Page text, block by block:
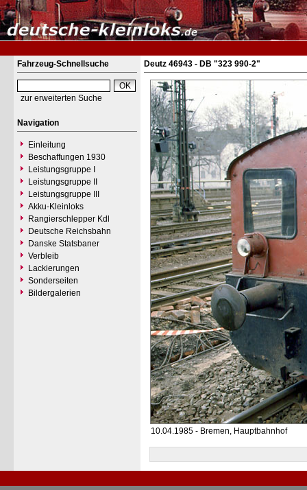
Fahrzeug-Schnellsuche
zur erweiterten Suche
Navigation
Einleitung
Beschaffungen 1930
Leistungsgruppe I
Leistungsgruppe II
Leistungsgruppe III
Akku-Kleinloks
Rangierschlepper Kdl
Deutsche Reichsbahn
Danske Statsbaner
Verbleib
Lackierungen
Sonderseiten
Bildergalerien
Deutz 46943 - DB "323 990-2"
10.04.1985 - Bremen, Hauptbahnhof